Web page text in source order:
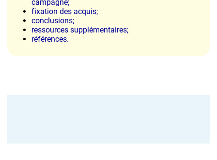
campagne;
fixation des acquis;
conclusions;
ressources supplémentaires;
références.